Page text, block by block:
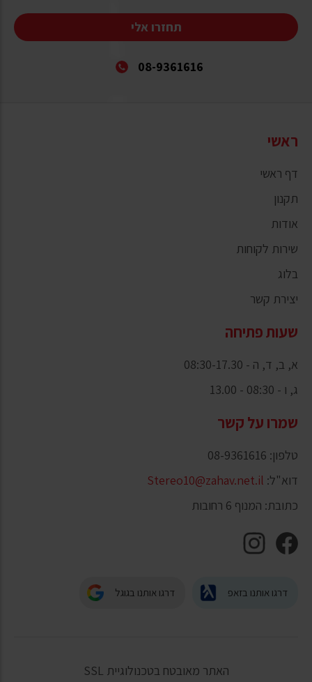
תחזרו אלי
08-9361616
ראשי
דף ראשי
תקנון
אודות
שירות לקוחות
בלוג
יצירת קשר
שעות פתיחה
א, ב, ד, ה - 08:30-17.30
ג, ו - 08:30 - 13.00
שמרו על קשר
טלפון: 08-9361616
דוא"ל: Stereo10@zahav.net.il
כתובת: המנוף 6 רחובות
דרגו אותנו בזאפ דרגו אותנו בגוגל
האתר מאובטח בטכנולוגיית SSL